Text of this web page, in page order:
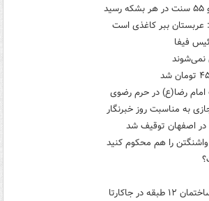
ببر کاغذی است
فیفا
نمی‌شوند
رضا(ع) در حرم رضوی
به مناسبت روز خبرنگار
را هم محکوم کنید
جاکارتا